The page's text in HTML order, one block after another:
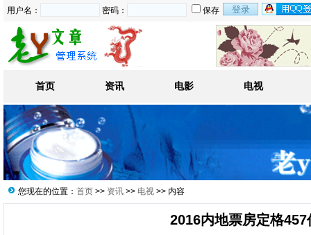
用户名： 密码： 保存
首页 资讯 电影 电视
您现在的位置： 首页 >> 资讯 >> 电视 >> 内容
2016内地票房定格